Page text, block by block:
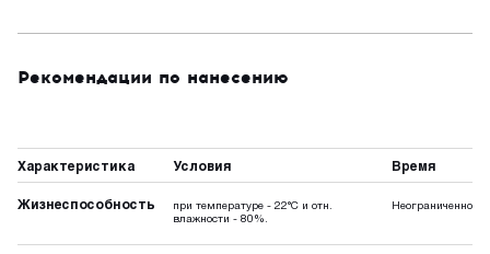
Рекомендации по нанесению
Характеристика Условия Время
Жизнеспособность
при температуре - 22°C и отн.
влажности - 80%.
Неограниченно